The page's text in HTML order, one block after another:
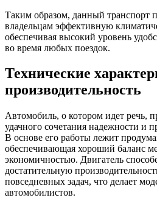
Таким образом, данный транспорт
владельцам эффективную
обеспечивая высокий уровень
во время любых поездок.
Технические
производительность
Автомобиль, о котором идет речь,
удачного сочетания надежности и
В основе его работы лежит
обеспечивающая хороший баланс
экономичностью. Двигатель
достатительную
повседневных задач, что делает
автомобилистов.